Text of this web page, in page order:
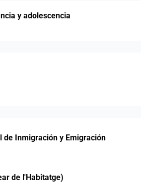
y adolescencia
de Inmigración y Emigración
de l'Habitatge)